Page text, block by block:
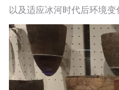
以及适应冰河时代后环境变